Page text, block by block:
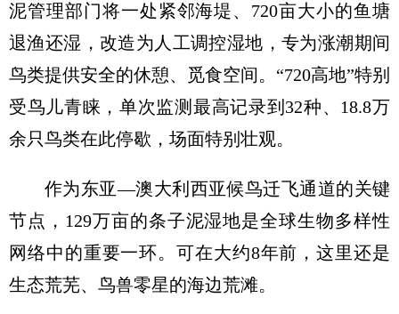
泥管理部门将一处紧邻海堤、720亩大小的鱼塘
退渔还湿，改造为人工调控湿地，专为涨潮期间
鸟类提供安全的休憩、觅食空间。“720高地”特别
受鸟儿青睐，单次监测最高记录到32种、18.8万
余只鸟类在此停歇，场面特别壮观。
作为东亚—澳大利西亚候鸟迁飞通道的关键
节点，129万亩的条子泥湿地是全球生物多样性
网络中的重要一环。可在大约8年前，这里还是
生态荒芜、鸟兽零星的海边荒滩。